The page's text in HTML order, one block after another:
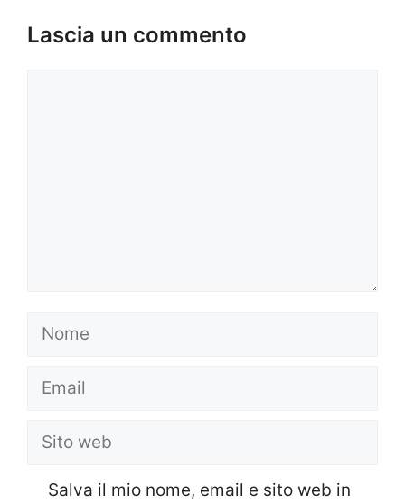
Lascia un commento
Nome
Email
Sito
Salva il mio nome, email e sito web in